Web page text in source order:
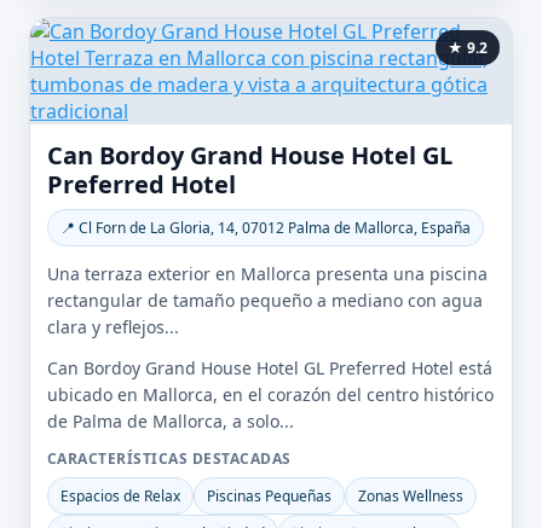
★ 9.2
Can Bordoy Grand House Hotel GL
Preferred Hotel
📍 Cl Forn de La Gloria, 14, 07012 Palma de Mallorca, España
Una terraza exterior en Mallorca presenta una piscina
rectangular de tamaño pequeño a mediano con agua
clara y reflejos...
Can Bordoy Grand House Hotel GL Preferred Hotel está
ubicado en Mallorca, en el corazón del centro histórico
de Palma de Mallorca, a solo...
CARACTERÍSTICAS DESTACADAS
Espacios de Relax
Piscinas Pequeñas
Zonas Wellness